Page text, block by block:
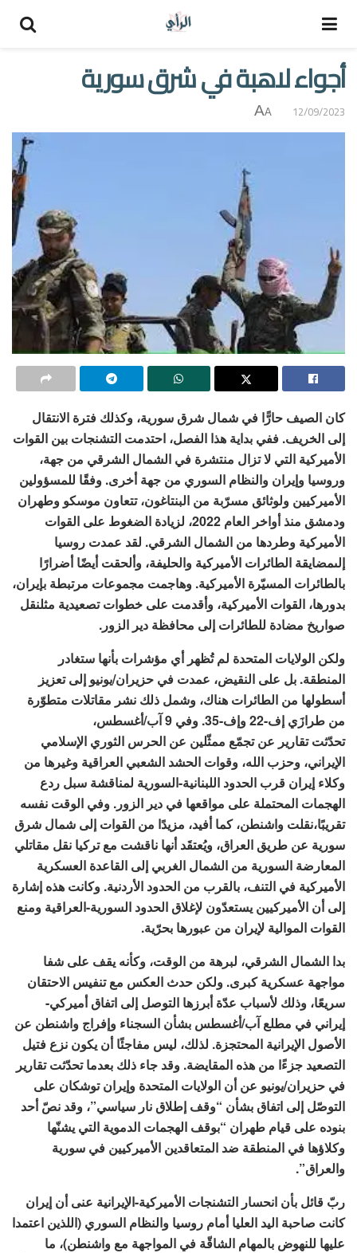
أجواء لاهبة في شرق سورية
12/09/2023
A
A
كان الصيف حارًّا في شمال شرق سورية، وكذلك فترة الانتقال
إلى الخريف. ففي بداية هذا الفصل، احتدمت التشنجات بين القوات
الأميركية التي لا تزال منتشرة في الشمال الشرقي من جهة،
وروسيا وإيران والنظام السوري من جهة أخرى. وفقًا للمسؤولين
الأميركيين ولوثائق مسرّبة من البنتاغون، تتعاون موسكو وطهران
ودمشق منذ أواخر العام 2022، لزيادة الضغوط على القوات
الأميركية وطردها من الشمال الشرقي. لقد عمدت روسيا
إلىمضايقة الطائرات الأميركية والحليفة، وألحقت أيضًا أضرارًا
بالطائرات المسيّرة الأميركية. وهاجمت مجموعات مرتبطة بإيران،
بدورها، القوات الأميركية، وأقدمت على خطوات تصعيدية مثلنقل
صواريخ مضادة للطائرات إلى محافظة دير الزور.
ولكن الولايات المتحدة لم تُظهر أي مؤشرات بأنها ستغادر
المنطقة. بل على النقيض، عمدت في حزيران/يونيو إلى تعزيز
أسطولها من الطائرات هناك، وشمل ذلك نشر مقاتلات متطوّرة
من طرازَي إف-22 وإف-35. وفي 9 آب/أغسطس،
تحدّثت تقارير عن تجمّع ممثّلين عن الحرس الثوري الإسلامي
الإيراني، وحزب الله، وقوات الحشد الشعبي العراقية وغيرها من
وكلاء إيران قرب الحدود اللبنانية-السورية لمناقشة سبل ردع
الهجمات المحتملة على مواقعها في دير الزور. وفي الوقت نفسه
تقريبًا،نقلت واشنطن، كما أفيد، مزيدًا من القوات إلى شمال شرق
سورية عن طريق العراق، ويُعتقَد أنها ناقشت مع تركيا نقل مقاتلي
المعارضة السورية من الشمال الغربي إلى القاعدة العسكرية
الأميركية في التنف، بالقرب من الحدود الأردنية. وكانت هذه إشارة
إلى أن الأميركيين يستعدّون لإغلاق الحدود السورية-العراقية ومنع
القوات الموالية لإيران من عبورها بحرّية.
بدا الشمال الشرقي، لبرهة من الوقت، وكأنه يقف على شفا
مواجهة عسكرية كبرى. ولكن حدث العكس مع تنفيس الاحتقان
سريعًا، وذلك لأسباب عدّة أبرزها التوصل إلى اتفاق أميركي-
إيراني في مطلع آب/أغسطس بشأن السجناء وإفراج واشنطن عن
الأصول الإيرانية المحتجزة. لذلك، ليس مفاجئًا أن يكون نزع فتيل
التصعيد جزءًا من هذه المقايضة. وقد جاء ذلك بعدما تحدّثت تقارير
في حزيران/يونيو عن أن الولايات المتحدة وإيران توشكان على
التوصّل إلى اتفاق بشأن “وقف إطلاق نار سياسي”، وقد نصّ أحد
بنوده على قيام طهران “بوقف الهجمات الدموية التي يشنّها
وكلاؤها في المنطقة ضد المتعاقدين الأميركيين في سورية
والعراق”.
ربّ قائل بأن انحسار التشنجات الأميركية-الإيرانية عنى أن إيران
كانت صاحبة اليد العليا أمام روسيا والنظام السوري (اللذين اعتمدا
عليها للنهوض بالمهام الشاقّة في المواجهة مع واشنطن)، ما